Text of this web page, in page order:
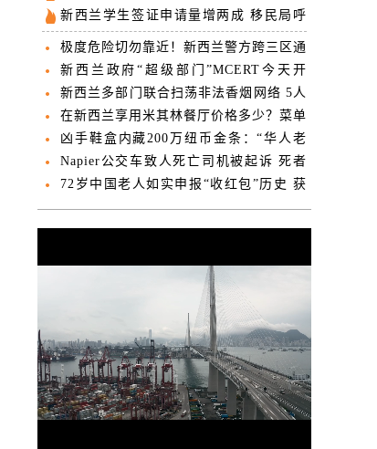
签7月2日准时开抢
新西兰学生签证申请量增两成 移民局呼
吁提前3个月递交
极度危险切勿靠近！新西兰警方跨三区通
缉3名男子
新西兰政府“超级部门”MCERT今天开
张：涵盖1300名员工
新西兰多部门联合扫荡非法香烟网络 5人
被捕
在新西兰享用米其林餐厅价格多少？菜单
价格揭晓
凶手鞋盒内藏200万纽币金条：“华人老
太浮尸案”更多细节披露
Napier公交车致人死亡司机被起诉 死者
生前刚入职社会发展部
72岁中国老人如实申报“收红包”历史 获
副部长特批居留新西兰